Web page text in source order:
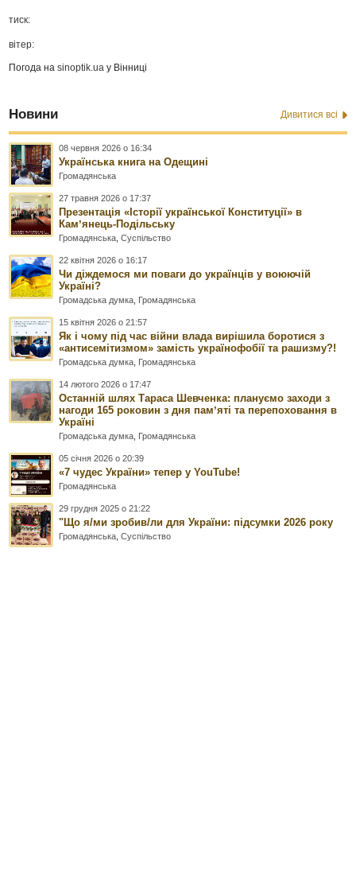
тиск:
вітер:
Погода наsinoptik.ua у Вінниці
Новини Дивитися всі
08 червня 2026 о 16:34
Українська книга на Одещині
Громадянська
27 травня 2026 о 17:37
Презентація «Історії української Конституції» в
Камʼянець-Подільську
Громадянська,Суспільство
22 квітня 2026 о 16:17
Чи діждемося ми поваги до українців у воюючій
Україні?
Громадська думка, Громадянська
15 квітня 2026 о 21:57
Як і чому під час війни влада вирішила боротися з
«антисемітизмом» замість українофобії та рашизму?!
Громадська думка, Громадянська
14 лютого 2026 о 17:47
Останній шлях Тараса Шевченка: плануємо заходи з
нагоди 165 роковин з дня памʼяті та перепоховання в
Україні
Громадська думка, Громадянська
05 січня 2026 о 20:39
«7 чудес України» тепер у YouTube!
Громадянська
29 грудня 2025 о 21:22
"Що я/ми зробив/ли для України: підсумки 2026 року
Громадянська,Суспільство